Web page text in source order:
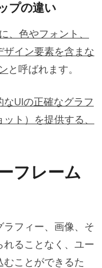
プの違い
、色やフォント、
ザイン要素を含まな
と呼ばれます。
なUIの正確なグラフ
ト）を提供する、
フレーム
ラフィー、画像、そ
ることなく、ユー
ことができるた